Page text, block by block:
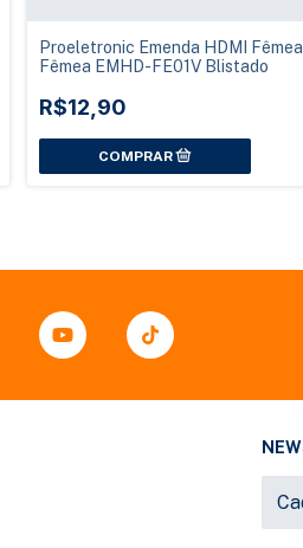
Proeletronic Emenda HDMI
Fêmea EMHD-FE01V Blistado
R$12,90